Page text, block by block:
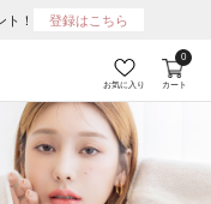
！ 登録はこちら
お気に入り カート
0